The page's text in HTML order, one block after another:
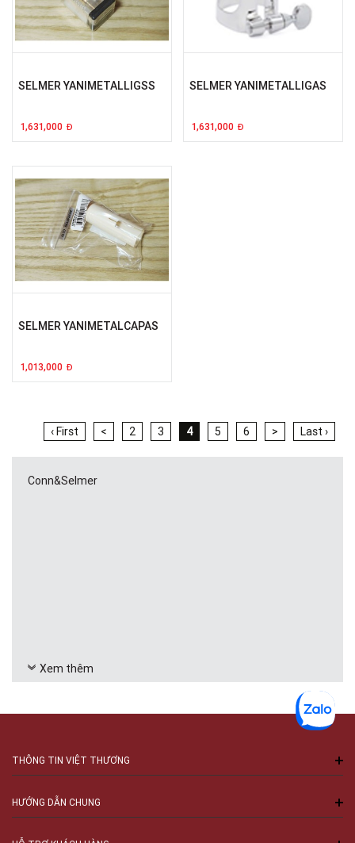
SELMER YANIMETALLIGSS
1,631,000 Đ
SELMER YANIMETALLIGAS
1,631,000 Đ
SELMER YANIMETALCAPAS
1,013,000 Đ
‹ First < 2 3 4 5 6 > Last ›
Conn&Selmer
Xem thêm
THÔNG TIN VIỆT THƯƠNG
HƯỚNG DẪN CHUNG